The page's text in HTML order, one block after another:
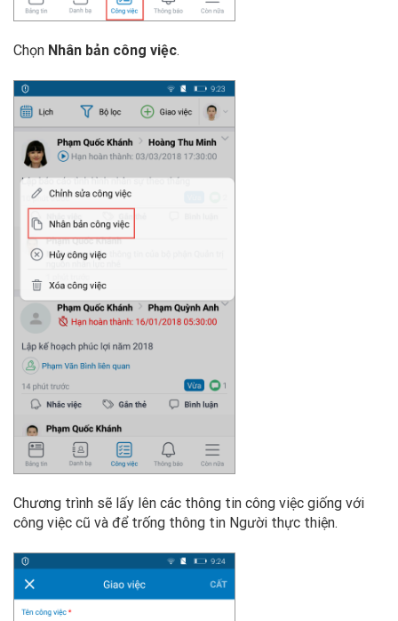
Chọn Nhân bản công việc.
Chương trình sẽ lấy lên các thông tin công việc giống với
công việc cũ và để trống thông tin Người thực thiện.